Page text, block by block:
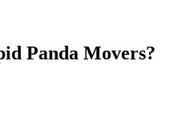
Panda Movers?